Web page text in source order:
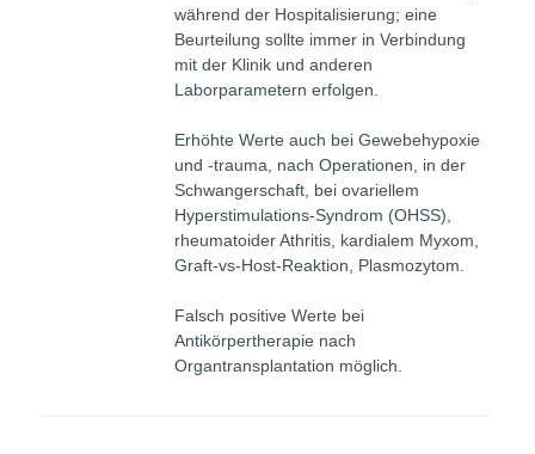
während der Hospitalisierung; eine
Beurteilung sollte immer in Verbindung
mit der Klinik und anderen
Laborparametern erfolgen.
Erhöhte Werte auch bei Gewebehypoxie
und -trauma, nach Operationen, in der
Schwangerschaft, bei ovariellem
Hyperstimulations-Syndrom (OHSS),
rheumatoider Athritis, kardialem Myxom,
Graft-vs-Host-Reaktion, Plasmozytom.
Falsch positive Werte bei
Antikörpertherapie nach
Organtransplantation möglich.